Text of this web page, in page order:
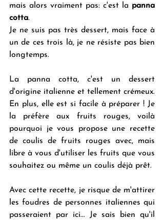
mais alors vraiment pas: c'est la panna
cotta.
Je ne suis pas très dessert, mais face à
un de ces trois là, je ne résiste pas bien
longtemps.
La panna cotta, c'est un dessert
d'origine italienne et tellement crémeux.
En plus, elle est si facile à préparer ! Je
la préfère aux fruits rouges, voilà
pourquoi je vous propose une recette
de coulis de fruits rouges avec, mais
libre à vous d'utiliser les fruits que vous
souhaitez ou même un coulis déjà prêt.
Avec cette recette, je risque de m'attirer
les foudres de personnes italiennes qui
passeraient par ici... Je sais bien qu'il